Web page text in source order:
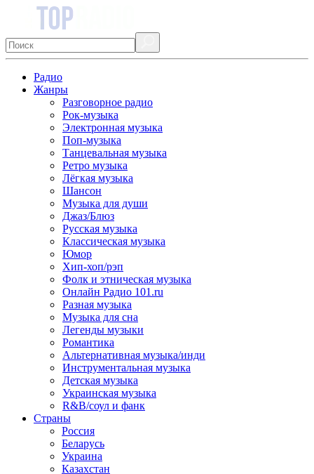
Радио
Жанры
Разговорное радио
Рок-музыка
Электронная музыка
Поп-музыка
Танцевальная музыка
Ретро музыка
Лёгкая музыка
Шансон
Музыка для души
Джаз/Блюз
Русская музыка
Классическая музыка
Юмор
Хип-хоп/рэп
Фолк и этническая музыка
Онлайн Радио 101.ru
Разная музыка
Музыка для сна
Легенды музыки
Романтика
Альтернативная музыка/инди
Инструментальная музыка
Детская музыка
Украинская музыка
R&B/cоул и фанк
Страны
Россия
Беларусь
Украина
Казахстан